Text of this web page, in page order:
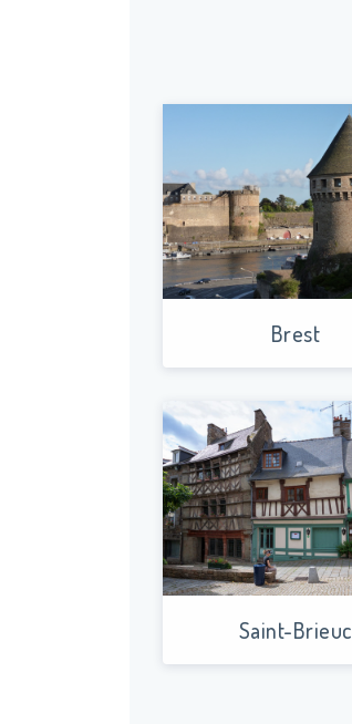
Brest
Saint-Brieuc